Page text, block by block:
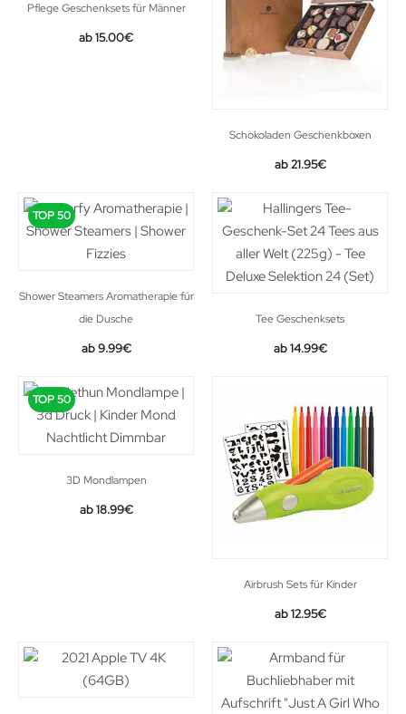
Pflege Geschenksets für Männer
15.00€
Schokoladen Geschenkboxen
21.95€
TOP 50
Shower Steamers Aromatherapie für
die Dusche
9.99€
Tee Geschenksets
14.99€
TOP 50
3D Mondlampen
18.99€
Airbrush Sets für Kinder
Original
was:
12.95€Current
is: